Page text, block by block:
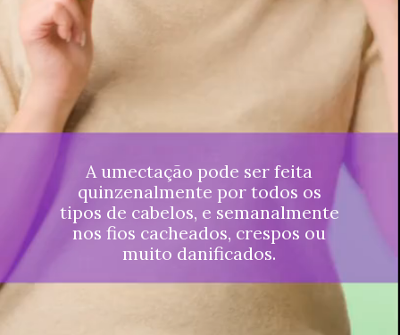
A umectação pode ser feita
quinzenalmente por todos os
tipos de cabelos, e semanalmente
nos fios cacheados, crespos ou
muito danificados.